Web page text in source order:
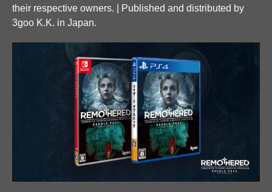
their respective owners. | Published and distributed by
3goo K.K. in Japan.